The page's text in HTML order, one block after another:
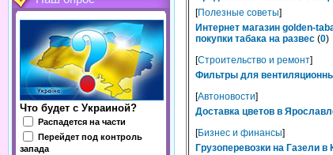
Что будет с Украиной?
Распадется на части
Перейдет под контроль
запада
[Полезные советы]
Интернет магазин golden-
покупки табака на развес (0)
[Строительство и ремонт]
Фильтры для
[Автоновости]
Доставка цветов в
[Бизнес и финансы]
Грузоперевозки на Газели